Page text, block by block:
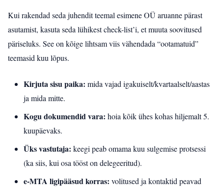
Kui rakendad seda juhendit teemal esimene OÜ aruanne pärast
asutamist, kasuta seda lühikest check-list’i, et muuta soovitused
päriseluks. See on kõige lihtsam viis vähendada “ootamatuid”
teemasid kuu lõpus.
Kirjuta sisu paika: mida vajad igakuiselt/kvartaalselt/aastas
ja mida mitte.
Kogu dokumendid vara: hoia kõik ühes kohas hiljemalt 5.
kuupäevaks.
Üks vastutaja: keegi peab omama kuu sulgemise protsessi
(ka siis, kui osa tööst on delegeeritud).
e‑MTA ligipääsud korras: volitused ja kontaktid peavad